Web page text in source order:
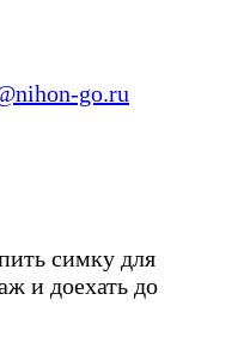
go.ru
симку для
и доехать до